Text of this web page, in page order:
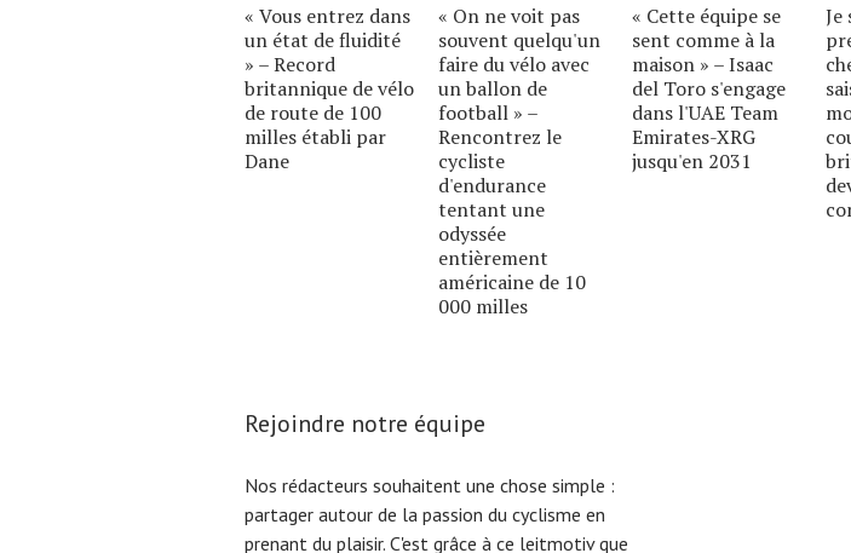
« Vous entrez dans
un état de fluidité
» – Record
britannique de vélo
de route de 100
milles établi par
Dane
« On ne voit pas
souvent quelqu'un
faire du vélo avec
un ballon de
football » –
Rencontrez le
cycliste
d'endurance
tentant une
odyssée
entièrement
américaine de 10
000 milles
« Cette équipe se
sent comme à la
maison » – Isaac
del Toro s'engage
dans l'UAE Team
Emirates-XRG
jusqu'en 2031
Je
Rejoindre notre équipe
Nos rédacteurs souhaitent une chose simple :
partager autour de la passion du cyclisme en
prenant du plaisir. C'est grâce à ce leitmotiv que